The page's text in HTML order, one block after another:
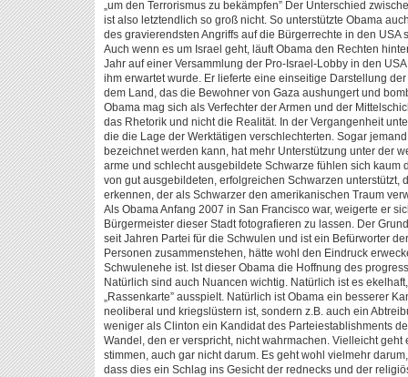
„um den Terrorismus zu bekämpfen” Der Unterschied
ist also letztendlich so groß nicht. So unterstützte Obama
des gravierendsten Angriffs auf die Bürgerrechte in den USA
Auch wenn es um Israel geht, läuft Obama den Rechten
Jahr auf einer Versammlung der Pro-Israel-Lobby in den
ihm erwartet wurde. Er lieferte eine einseitige Darstellung
dem Land, das die Bewohner von Gaza aushungert und
Obama mag sich als Verfechter der Armen und der
das Rhetorik und nicht die Realität. In der Vergangenheit
die die Lage der Werktätigen verschlechterten. Sogar
bezeichnet werden kann, hat mehr Unterstützung unter der
arme und schlecht ausgebildete Schwarze fühlen sich kaum
von gut ausgebildeten, erfolgreichen Schwarzen unterstützt,
erkennen, der als Schwarzer den amerikanischen Traum
Als Obama Anfang 2007 in San Francisco war, weigerte er
Bürgermeister dieser Stadt fotografieren zu lassen. Der
seit Jahren Partei für die Schwulen und ist ein Befürworter
Personen zusammenstehen, hätte wohl den Eindruck
Schwulenehe ist. Ist dieser Obama die Hoffnung des
Natürlich sind auch Nuancen wichtig. Natürlich ist es
„Rassenkarte” ausspielt. Natürlich ist Obama ein besserer
neoliberal und kriegslüstern ist, sondern z.B. auch ein
weniger als Clinton ein Kandidat des Parteiestablishments
Wandel, den er verspricht, nicht wahrmachen. Vielleicht
stimmen, auch gar nicht darum. Es geht wohl vielmehr
dass dies ein Schlag ins Gesicht der rednecks und der